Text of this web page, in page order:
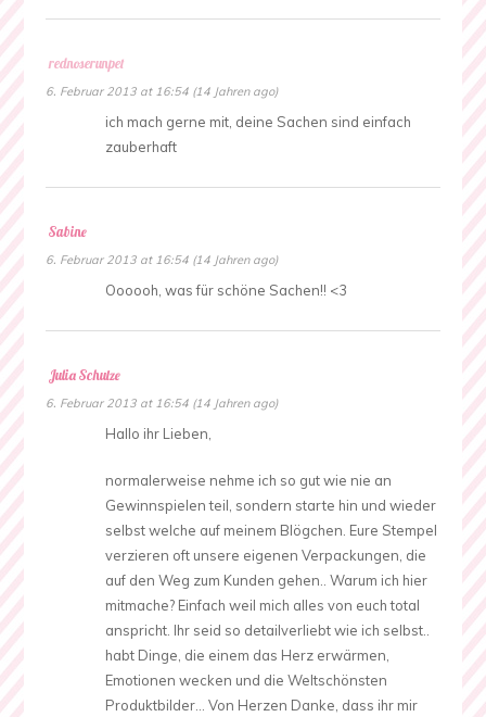
rednoserunpet
6. Februar 2013 at 16:54 (14 Jahren ago)
ich mach gerne mit, deine Sachen sind einfach
zauberhaft
Sabine
6. Februar 2013 at 16:54 (14 Jahren ago)
Oooooh, was für schöne Sachen!! <3
Julia Schulze
6. Februar 2013 at 16:54 (14 Jahren ago)
Hallo ihr Lieben,
normalerweise nehme ich so gut wie nie an
Gewinnspielen teil, sondern starte hin und wieder
selbst welche auf meinem Blögchen. Eure Stempel
verzieren oft unsere eigenen Verpackungen, die
auf den Weg zum Kunden gehen.. Warum ich hier
mitmache? Einfach weil mich alles von euch total
anspricht. Ihr seid so detailverliebt wie ich selbst..
habt Dinge, die einem das Herz erwärmen,
Emotionen wecken und die Weltschönsten
Produktbilder… Von Herzen Danke, dass ihr mir